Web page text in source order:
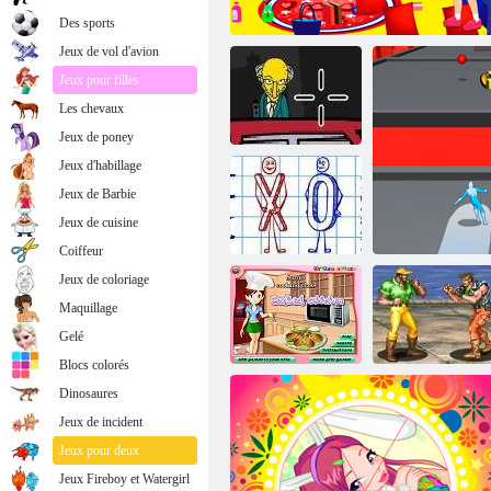
Soldat dans la panique
Massey House
Shooter avec
Bart
Glissante
Tic Tac Toe
Poulet cuit au
four
Robuste Fighter
2
Des sports
Jeux de vol d'avion
Jeux pour filles
Les chevaux
Jeux de poney
Jeux d'habillage
Jeux de Barbie
Jeux de cuisine
Coiffeur
Jeux de coloriage
Maquillage
Gelé
Blocs colorés
Dinosaures
Jeux de incident
Jeux pour deux
Jeux Fireboy et Watergirl